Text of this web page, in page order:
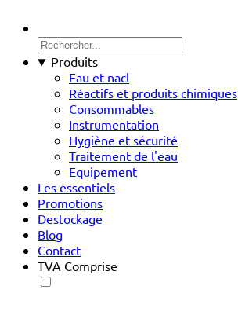
Produits
Eau et nacl
Réactifs et produits chimiques
Consommables
Instrumentation
Hygiène et sécurité
Traitement de l'eau
Equipement
Les essentiels
Promotions
Destockage
Blog
Contact
TVA Comprise